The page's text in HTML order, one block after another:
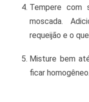
Tempere com
moscada.
requeijão e o
Misture bem
ficar homogêneo.